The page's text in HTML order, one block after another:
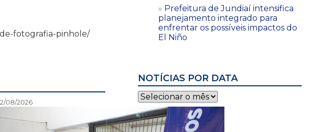
de-fotografia-pinhole/
08/2026
Prefeitura de Jundiaí intensifica
planejamento integrado para
enfrentar os possíveis impactos do
El Niño
NOTÍCIAS POR DATA
Notícias
por
data